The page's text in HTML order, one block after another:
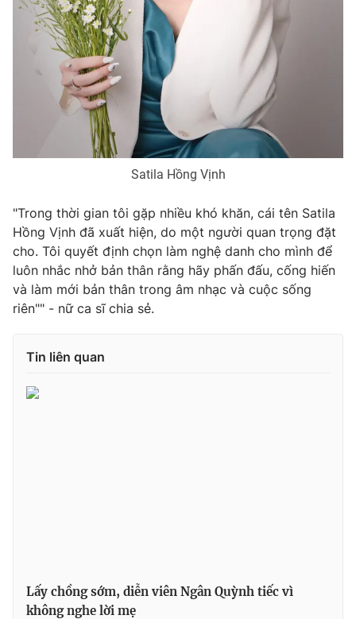
Ðiện thoại Thời báo VTV: 024.66 897 897
Email:toasoan@vtv.vn
Liên hệ quảng cáo: 024-7300.7108
® Cấm sao chép dưới mọi hình thức nếu không có sự chấp
thuận bằng văn bản. Ghi rõ nguồn VTV.vn khi phát hành lại
thông tin từ website này.
Satila Hồng Vịnh
"Trong thời gian tôi gặp nhiều khó khăn, cái tên Satila
Hồng Vịnh đã xuất hiện, do một người quan trọng đặt
cho. Tôi quyết định chọn làm nghệ danh cho mình để
luôn nhắc nhở bản thân rằng hãy phấn đấu, cống hiến
và làm mới bản thân trong âm nhạc và cuộc sống
riên"" - nữ ca sĩ chia sẻ.
Tin liên quan
Lấy chồng sớm, diễn viên Ngân Quỳnh tiếc vì
không nghe lời mẹ